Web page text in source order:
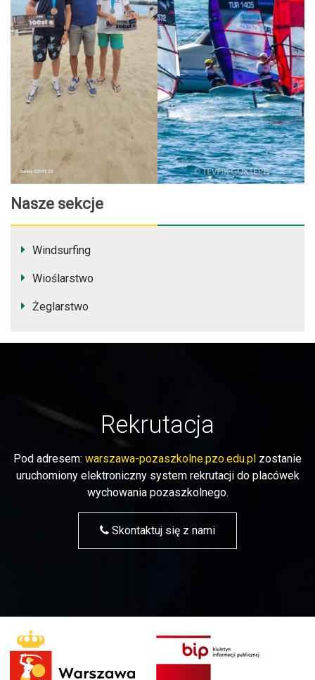
Nasze sekcje
Windsurfing
Wioślarstwo
Żeglarstwo
Rekrutacja
Pod adresem: warszawa-pozaszkolne.pzo.edu.pl zostanie
uruchomiony elektroniczny system rekrutacji do placówek
wychowania pozaszkolnego.
Skontaktuj się z nami